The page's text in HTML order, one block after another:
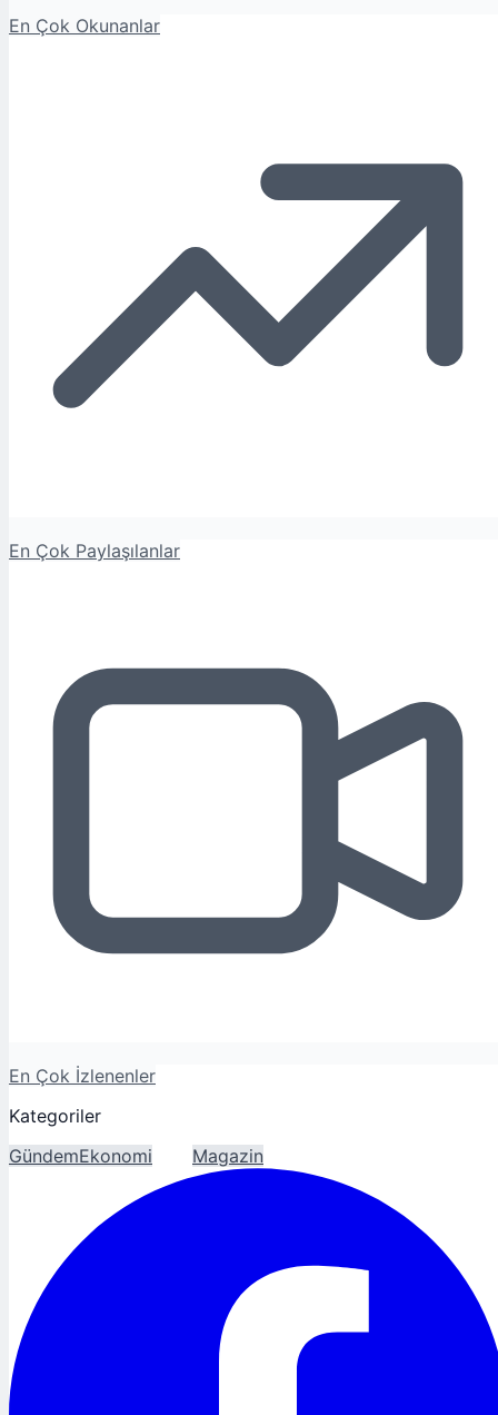
En Çok Okunanlar
En Çok Paylaşılanlar
En Çok İzlenenler
Kategoriler
GündemEkonomi Magazin